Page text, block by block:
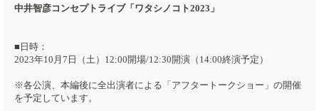
中井智彦コンセプトライブ「ワタシノコト2023」​
■日時：
2023年10月7日（土）12:00開場/12:30開演（14:00終演予定）
※各公演、本編後に全出演者による「アフタートークショー」の開催
を予定しています。